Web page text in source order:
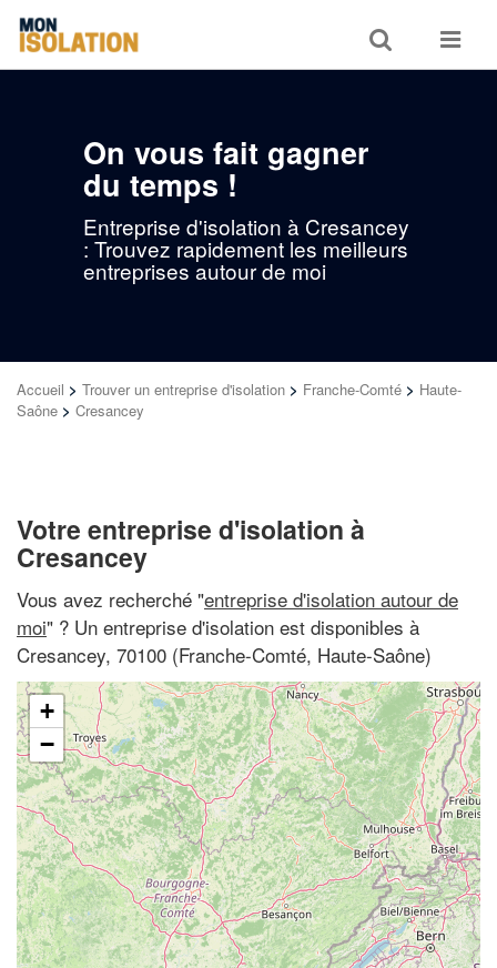
Toggle
search
Toggle
On vous fait gagner
du temps !
Entreprise d'isolation à Cresancey
: Trouvez rapidement les meilleurs
entreprises autour de moi
Accueil > Trouver un entreprise d'isolation > Franche-Comté > Haute-
Saône > Cresancey
Votre entreprise d'isolation à
Cresancey
Vous avez recherché "entreprise d'isolation autour de
moi" ? Un entreprise d'isolation est disponibles à
Cresancey, 70100 (Franche-Comté, Haute-Saône)
+
−